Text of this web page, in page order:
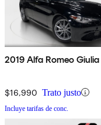
2019 Alfa Romeo Giulia
$16,990 Trato justo
Incluye tarifas de conc.